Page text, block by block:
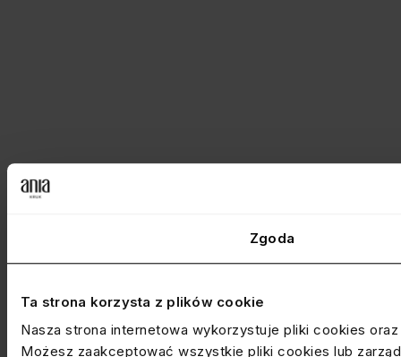
Zgoda
Ta strona korzysta z plików cookie
Nasza strona internetowa wykorzystuje pliki cookies
Możesz zaakceptować wszystkie pliki cookies lub